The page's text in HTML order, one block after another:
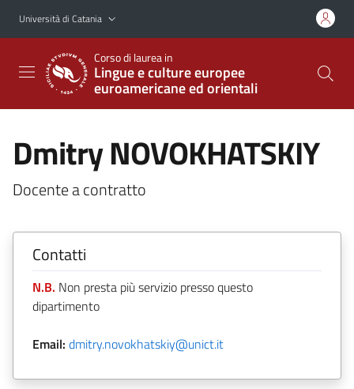
Vai al contenuto principale
Vai al menu di navigazione
Università di Catania
Corso di laurea in
Lingue e culture europee
euroamericane ed orientali
Dmitry NOVOKHATSKIY
Docente a contratto
Contatti
N.B. Non presta più servizio presso questo
dipartimento
Email: dmitry.novokhatskiy@unict.it